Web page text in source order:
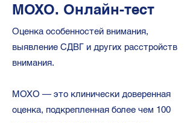
МОХО. Онлайн-тест
Оценка особенностей внимания,
выявление СДВГ и других расстройств
внимания.
MOXO — это клинически доверенная
оценка, подкрепленная более чем 100